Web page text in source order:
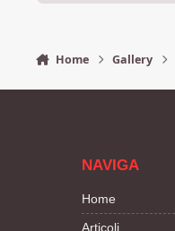
Home Gallery
NAVIGA
Home
Articoli